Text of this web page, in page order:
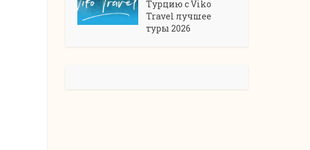
Турцию с Viko
Travel лучшее
туры 2026